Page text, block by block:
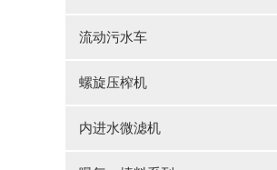
流动污水车
螺旋压榨机
内进水微滤机